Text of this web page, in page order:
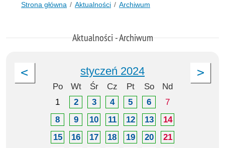
Strona główna Aktualności Archiwum
Aktualności - Archiwum
styczeń 2024
Po Wt Śr Cz Pt So
Nd
1
2 3 4 5 6
7
8
9 10 11 12 13
14
15
16 17 18 19 20
21